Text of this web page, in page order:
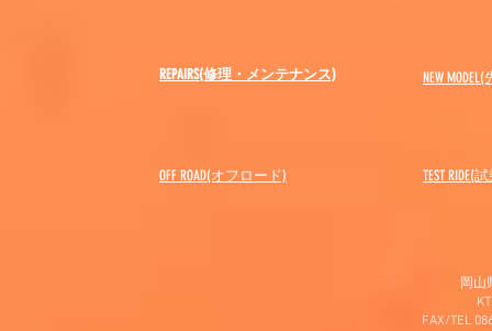
REPAIRS(修理・メンテナンス) NEW MODEL(
OFF ROAD(オフロード) ​TEST RIDE(
岡山
FAX/TEL